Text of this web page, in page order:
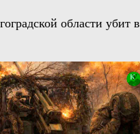
области убит в